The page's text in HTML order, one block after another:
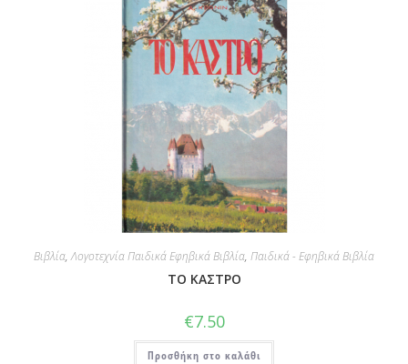
Βιβλία,Λογοτεχνία Παιδικά Εφηβικά Βιβλία, Παιδικά - Εφηβικά Βιβλία
ΤΟ ΚΑΣΤΡΟ
€7.50
Προσθήκη στο καλάθι